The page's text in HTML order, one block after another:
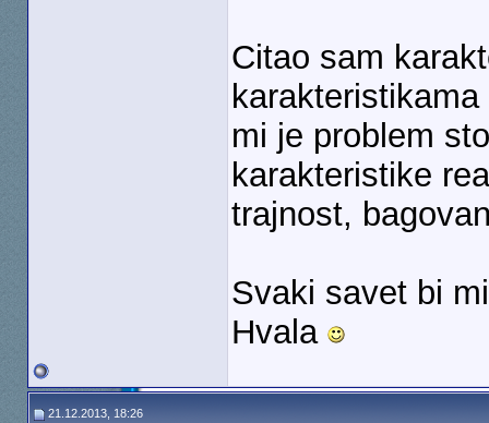
Citao sam
mi je problem
karakteristike
trajnost,
Svaki savet bi
Hvala
21.12.2013, 18:26